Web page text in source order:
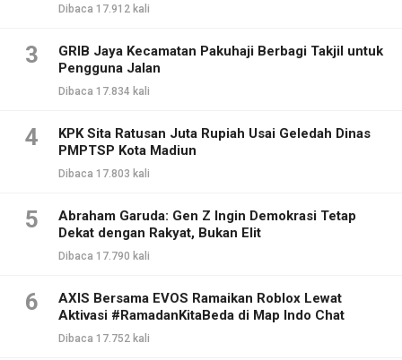
Dibaca 17.912 kali
3
GRIB Jaya Kecamatan Pakuhaji Berbagi Takjil untuk
Pengguna Jalan
Dibaca 17.834 kali
4
KPK Sita Ratusan Juta Rupiah Usai Geledah Dinas
PMPTSP Kota Madiun
Dibaca 17.803 kali
5
Abraham Garuda: Gen Z Ingin Demokrasi Tetap
Dekat dengan Rakyat, Bukan Elit
Dibaca 17.790 kali
6
AXIS Bersama EVOS Ramaikan Roblox Lewat
Aktivasi #RamadanKitaBeda di Map Indo Chat
Dibaca 17.752 kali